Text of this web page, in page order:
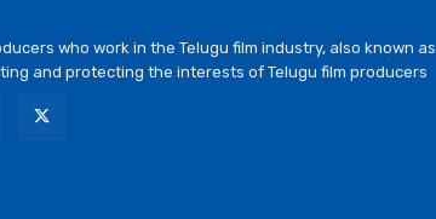
who work in the Telugu film industry, also known as
and protecting the interests of Telugu film producers